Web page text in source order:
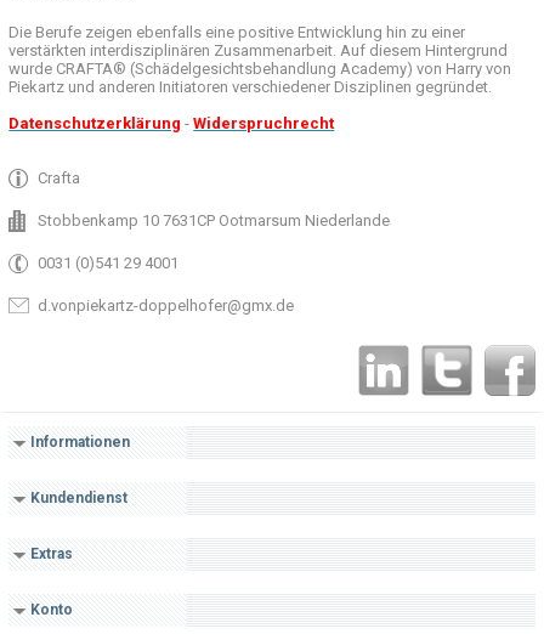
Die Berufe zeigen ebenfalls eine positive Entwicklung hin zu einer
verstärkten interdisziplinären Zusammenarbeit. Auf diesem Hintergrund
wurde CRAFTA® (Schädelgesichtsbehandlung Academy) von Harry von
Piekartz und anderen Initiatoren verschiedener Disziplinen gegründet.
Datenschutzerklärung -Widerspruchrecht
Crafta
Stobbenkamp 10 7631CP Ootmarsum Niederlande
0031 (0)541 29 4001
d.vonpiekartz-doppelhofer@gmx.de
Informationen
Kundendienst
Extras
Konto